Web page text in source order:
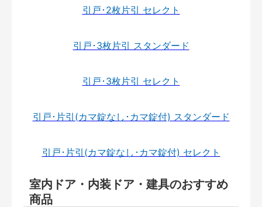
引戸･2枚片引 セレクト
引戸･3枚片引 スタンダード
引戸･3枚片引 セレクト
引戸･片引(カマ錠なし･カマ錠付) スタンダード
引戸･片引(カマ錠なし･カマ錠付) セレクト
室内ドア・内装ドア・建具のおすすめ
商品